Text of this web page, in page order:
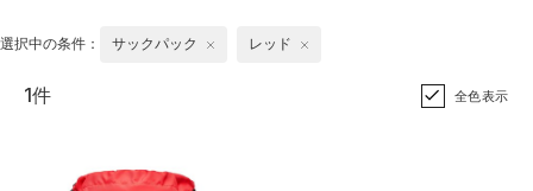
選択中の条件： サックパック レッド
1件 全色表示